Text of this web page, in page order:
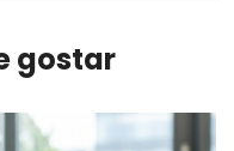
gostar